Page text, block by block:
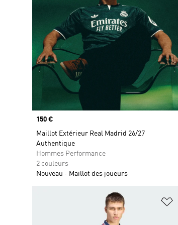
Prix
150 €
Maillot Extérieur Real Madrid 26/27
Authentique
Hommes Performance
2 couleurs
Nouveau
Maillot des joueurs